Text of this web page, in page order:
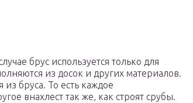
брус используется только для
из досок и других материалов.
из бруса. То есть каждое
внахлест так же, как строят срубы.